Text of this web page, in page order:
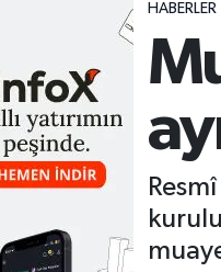
HABERLER
GÜNDEM
HALKA ARZ
KRİPTO
OTOMOTİV
Hava Durumu
Trafik Durumu
Süper Lig Puan
Tüm Manşetler
Son Dakika